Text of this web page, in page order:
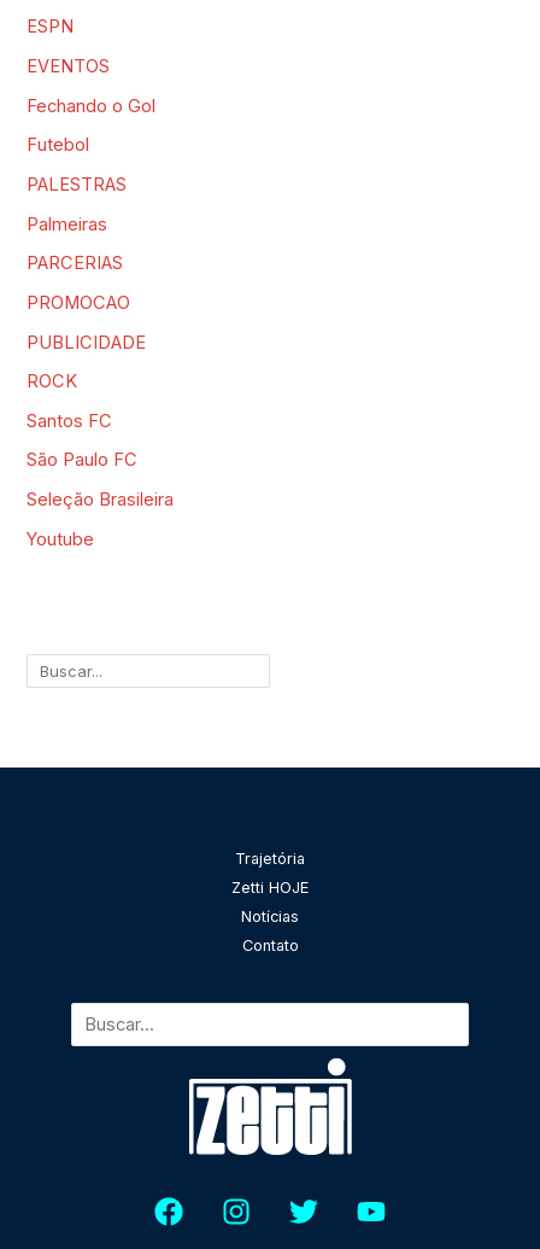
ESPN
EVENTOS
Fechando o Gol
Futebol
PALESTRAS
Palmeiras
PARCERIAS
PROMOCAO
PUBLICIDADE
ROCK
Santos FC
São Paulo FC
Seleção Brasileira
Youtube
Trajetória
Zetti HOJE
Notícias
Contato
Pesquisar